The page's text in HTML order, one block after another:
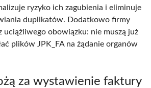
ryzyko ich zagubienia i eliminuje
duplikatów. Dodatkowo firmy
uciążliwego obowiązku: nie muszą już
plików JPK_FA na żądanie organów
za wystawienie faktury